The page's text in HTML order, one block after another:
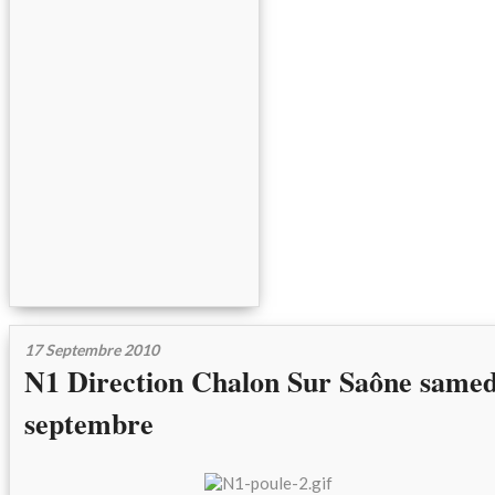
17 Septembre 2010
N1 Direction Chalon Sur Saône
septembre